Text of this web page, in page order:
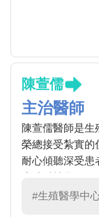
陳萱儒
主治醫師
陳萱儒醫師是
榮總接受紮實的
耐心傾聽深受患
長透過溫和的
#生殖醫學中